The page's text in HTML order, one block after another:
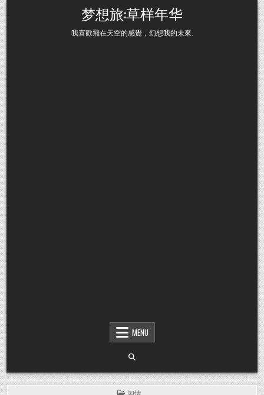
Skip to content 梦想旅:草样年华
我喜歡飛在天空的感覺，幻想我的未來.
MENU
POSTED IN
闲情